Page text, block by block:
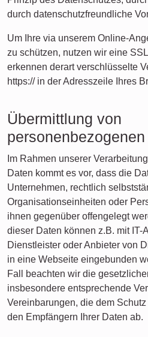
durch datenschutzfreundliche
Um Ihre via unserem Online-
zu schützen, nutzen wir eine
erkennen derart verschlüsselte
https:// in der Adresszeile Ihres
Übermittlung von
Im Rahmen unserer
Daten kommt es vor, dass die
Unternehmen, rechtlich
Organisationseinheiten oder
ihnen gegenüber offengelegt
dieser Daten können z.B. mit IT-
Dienstleister oder Anbieter von
in eine Webseite eingebunden
Fall beachten wir die
insbesondere entsprechende
Vereinbarungen, die dem
den Empfängern Ihrer Daten ab.